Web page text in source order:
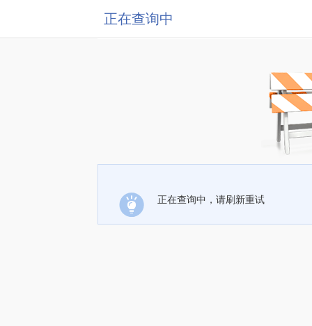
正在查询中
正在查询中，请刷新重试